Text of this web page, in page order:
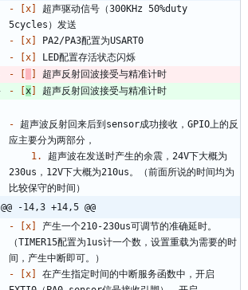
-
[x]
超声驱动信号（300KHz 50%duty
-
[x]
-
[x]
-
-
x
- 超声波反射回来后到sensor成功接收，GPIO上的反
1.
超声波在发送时产生的余震，24V下大概为
230us，12V下大概为210us。（前面所说的时间均为
@@ -14,3 +14,5 @@
-
[x]
产生一个210-230us可调节的准确延时。
（TIMER15配置为1us计一个数，设置重载为需要的时
-
[x]
在产生指定时间的中断服务函数中，开启